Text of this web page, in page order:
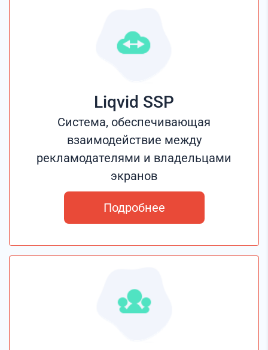
Liqvid SSP
Система, обеспечивающая
взаимодействие между
рекламодателями и владельцами
экранов
Подробнее